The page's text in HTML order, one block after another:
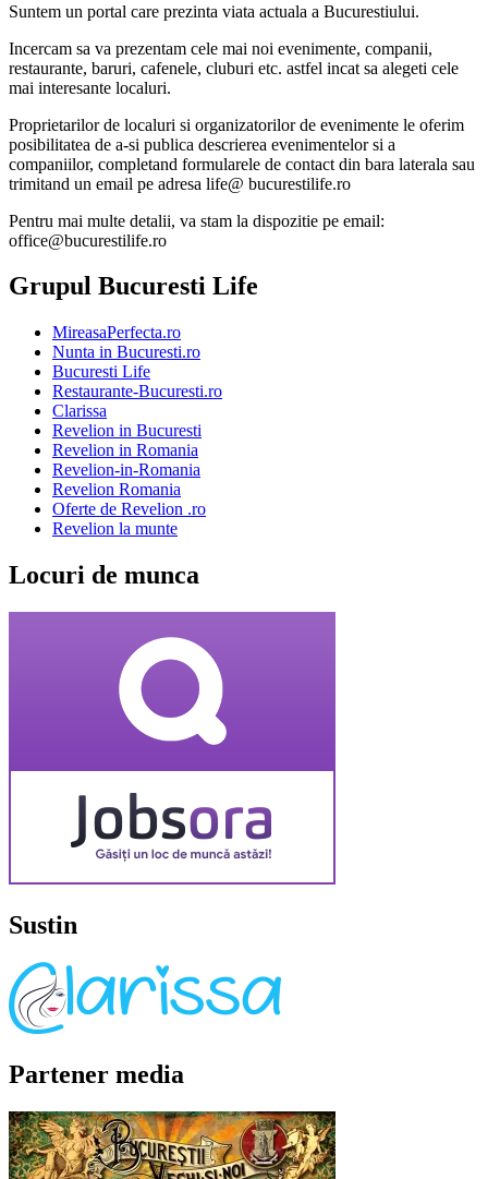
Suntem un portal care prezinta viata actuala a Bucurestiului.
Incercam sa va prezentam cele mai noi evenimente, companii,
restaurante, baruri, cafenele, cluburi etc. astfel incat sa alegeti cele
mai interesante localuri.
Proprietarilor de localuri si organizatorilor de evenimente le oferim
posibilitatea de a-si publica descrierea evenimentelor si a
companiilor, completand formularele de contact din bara laterala sau
trimitand un email pe adresa life@ bucurestilife.ro
Pentru mai multe detalii, va stam la dispozitie pe email:
office@bucurestilife.ro
Grupul Bucuresti Life
MireasaPerfecta.ro
Nunta in Bucuresti.ro
Bucuresti Life
Restaurante-Bucuresti.ro
Clarissa
Revelion in Bucuresti
Revelion in Romania
Revelion-in-Romania
Revelion Romania
Oferte de Revelion .ro
Revelion la munte
Locuri de munca
Sustin
Partener media